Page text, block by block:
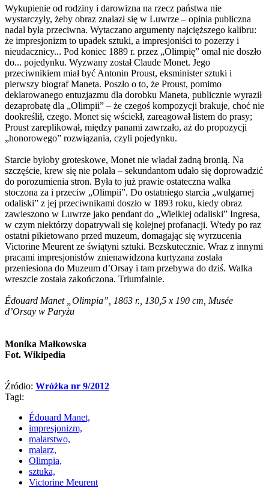
Wykupienie od rodziny i darowizna na rzecz państwa nie
wystarczyły, żeby obraz znalazł się w Luwrze – opinia publiczna
nadal była przeciwna. Wytaczano argumenty najcięższego kalibru:
że impresjonizm to upadek sztuki, a impresjoniści to pozerzy i
nieudacznicy... Pod koniec 1889 r. przez „Olimpię” omal nie doszło
do... pojedynku. Wyzwany został Claude Monet. Jego
przeciwnikiem miał być Antonin Proust, eksminister sztuki i
pierwszy biograf Maneta. Poszło o to, że Proust, pomimo
deklarowanego entuzjazmu dla dorobku Maneta, publicznie wyraził
dezaprobatę dla „Olimpii” – że czegoś kompozycji brakuje, choć nie
dookreślił, czego. Monet się wściekł, zareagował listem do prasy;
Proust zareplikował, między panami zawrzało, aż do propozycji
„honorowego” rozwiązania, czyli pojedynku.
Starcie byłoby groteskowe, Monet nie władał żadną bronią. Na
szczęście, krew się nie polała – sekundantom udało się doprowadzić
do porozumienia stron. Była to już prawie ostateczna walka
stoczona za i przeciw „Olimpii”. Do ostatniego starcia „wulgarnej
odaliski” z jej przeciwnikami doszło w 1893 roku, kiedy obraz
zawieszono w Luwrze jako pendant do „Wielkiej odaliski” Ingresa,
w czym niektórzy dopatrywali się kolejnej profanacji. Wtedy po raz
ostatni pikietowano przed muzeum, domagając się wyrzucenia
Victorine Meurent ze świątyni sztuki. Bezskutecznie. Wraz z innymi
pracami impresjonistów znienawidzona kurtyzana została
przeniesiona do Muzeum d’Orsay i tam przebywa do dziś. Walka
wreszcie została zakończona. Triumfalnie.
Édouard Manet „Olimpia”, 1863 r., 130,5 x 190 cm, Musée
d’Orsay w Paryżu
Monika Małkowska
Fot. Wikipedia
Źródło: Wróżka nr 9/2012
Tagi:
Édouard Manet,
impresjonizm,
malarstwo,
malarz,
Olimpia,
sztuka,
Victorine Meurent